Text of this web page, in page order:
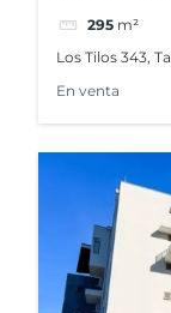
295 m²
Los Tilos 343,
En venta